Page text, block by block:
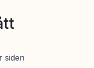
siden